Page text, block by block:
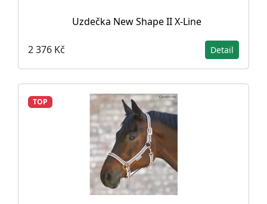
Uzdečka New Shape II X-Line
2 376 Kč Detail
TOP